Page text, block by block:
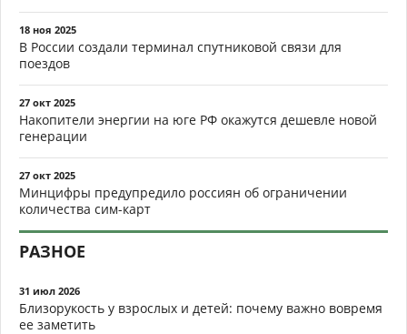
18 ноя 2025
В России создали терминал спутниковой связи для
поездов
27 окт 2025
Накопители энергии на юге РФ окажутся дешевле новой
генерации
27 окт 2025
Минцифры предупредило россиян об ограничении
количества сим-карт
РАЗНОЕ
31 июл 2026
Близорукость у взрослых и детей: почему важно вовремя
ее заметить